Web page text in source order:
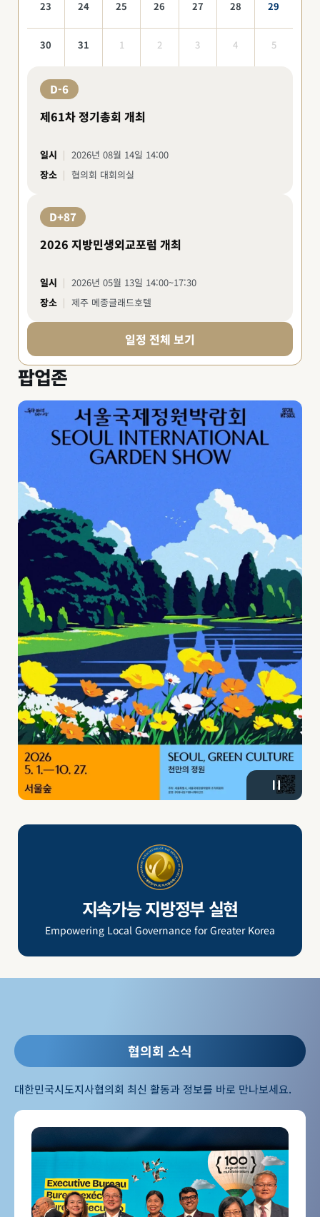
23 24 25 26 27 28 29
30 31 1 2 3 4 5
D-6
제61차 정기총회 개최
일시
2026년 08월 14일 14:00
장소
협의회 대회의실
D+87
2026 지방민생외교포럼 개최
일시
2026년 05월 13일 14:00~17:30
장소
제주 메종글래드호텔
일정 전체 보기
팝업존
지속가능 지방정부 실현
Empowering Local Governance for Greater Korea
협의회 소식
대한민국시도지사협의회 최신 활동과 정보를 바로 만나보세요.